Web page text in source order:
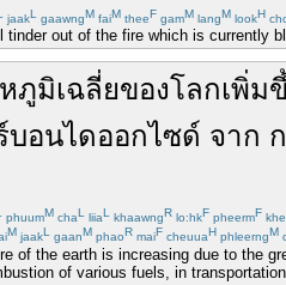
jaakL gaawngM faiM theeF gamM langM lookH
out of the fire which is currently
ภูมิเฉลี่ยของโลกเพิ่ม
บอนไดออกไซด์ จาก
phuumM chaL liiaL khaawngR lo:hkF pheermF
M jaakL gaanM phaoR maiF cheuuaH phleerngM
of the earth is increasing due to the
of various fuels, in